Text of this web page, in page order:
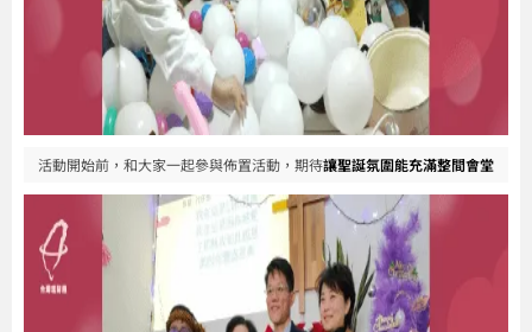
活動開始前，和大家一起參與佈置活動，期待讓聖誕氛圍能充滿整間會堂